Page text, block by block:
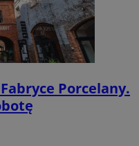
Porcelany.